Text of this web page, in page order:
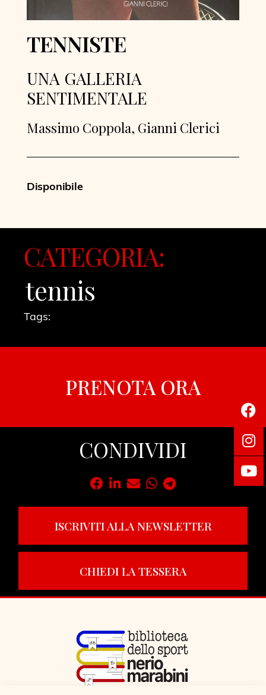
TENNISTE
UNA GALLERIA
SENTIMENTALE
Massimo Coppola, Gianni Clerici
Disponibile
CATEGORIA:
tennis
Tags:
PRENOTA ORA
CONDIVIDI
ISCRIVITI ALLA NEWSLETTER
CHIEDI LA TESSERA